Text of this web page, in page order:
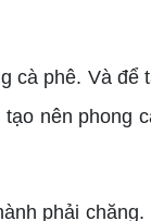
cà phê. Và
nên phong
phải